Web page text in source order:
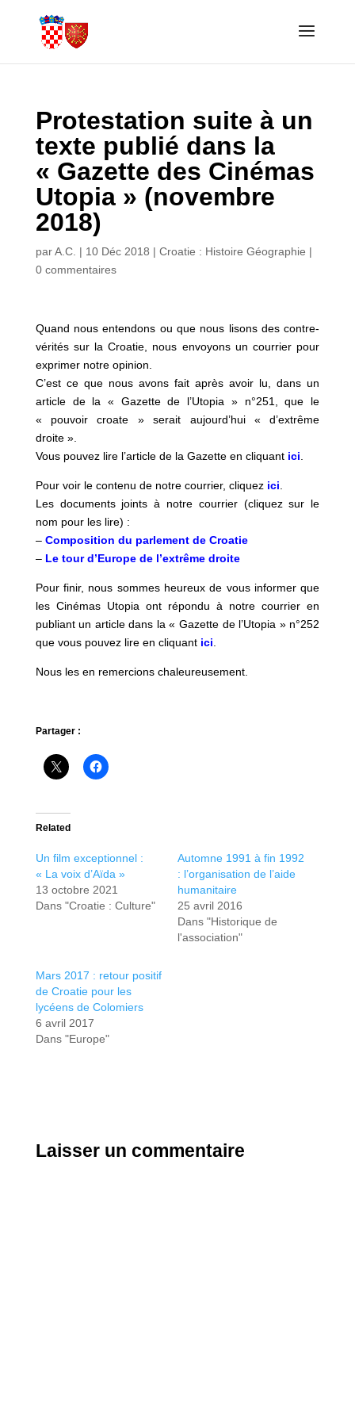
Protestation suite à un
texte publié dans la
« Gazette des Cinémas
Utopia » (novembre
2018)
parA.C. | 10 Déc 2018 | Croatie : Histoire Géographie |
0 commentaires
Quand nous entendons ou que nous lisons des contre-
vérités sur la Croatie, nous envoyons un courrier pour
exprimer notre opinion.
C’est ce que nous avons fait après avoir lu, dans un
article de la « Gazette de l’Utopia » n°251, que le
« pouvoir croate » serait aujourd’hui « d’extrême
droite ».
Vous pouvez lire l’article de la Gazette en cliquant ici
Pour voir le contenu de notre courrier, cliquez ici
Les documents joints à notre courrier (cliquez sur le
nom pour les lire) :
– Composition du parlement de Croatie
– Le tour d’Europe de l’extrême droite
Pour finir, nous sommes heureux de vous informer que
les Cinémas Utopia ont répondu à notre courrier en
publiant un article dans la « Gazette de l’Utopia » n°252
que vous pouvez lire en cliquant ici
Nous les en remercions chaleureusement.
Partager :
Related
Un film exceptionnel :
« La voix d’Aïda »
13 octobre 2021
Dans "Croatie : Culture"
Automne 1991 à fin 1992
: l’organisation de l’aide
humanitaire
25 avril 2016
Dans "Historique de
l'association"
Mars 2017 : retour positif
de Croatie pour les
lycéens de Colomiers
6 avril 2017
Dans "Europe"
Laisser un commentaire